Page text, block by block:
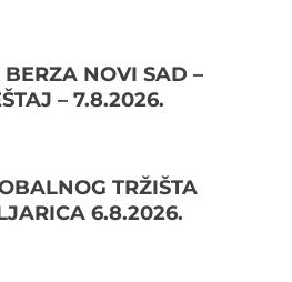
NOVI SAD –
– 7.8.2026.
TRŽIŠTA
6.8.2026.